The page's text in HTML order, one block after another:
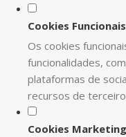
Cookies Funcionais
Os cookies
funcionalidades,
plataformas de
recursos de
Cookies Marketing